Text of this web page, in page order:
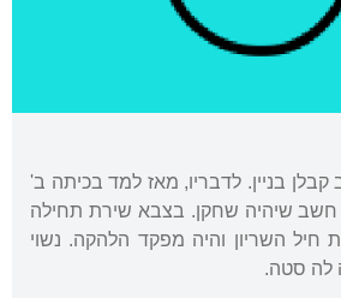
בניין. לדבריו, מאז למד בכיתה ב'
חשב שיהיה שחקן. בצבא שירת תחילה
חיל השריון והיה מפקד הלהקה. נשוי
לה סטה.